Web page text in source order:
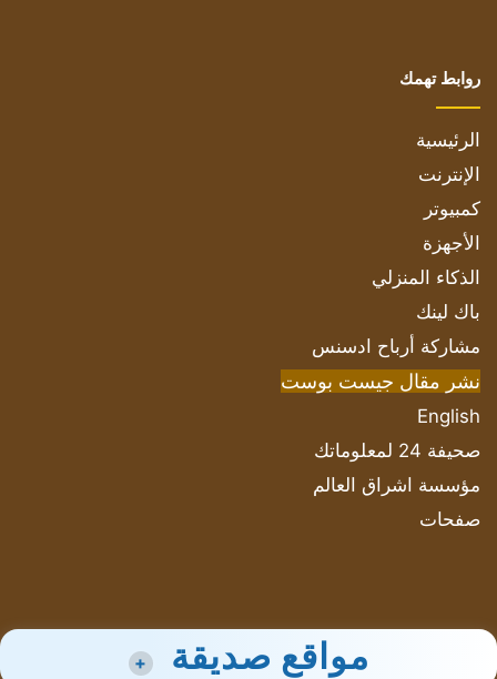
روابط تهمك
الرئيسية
الإنترنت
كمبيوتر
الأجهزة
الذكاء المنزلي
باك لينك
مشاركة أرباح ادسنس
نشر مقال جيست بوست
English
صحيفة 24 لمعلوماتك
مؤسسة اشراق العالم
صفحات
مواقع صديقة +